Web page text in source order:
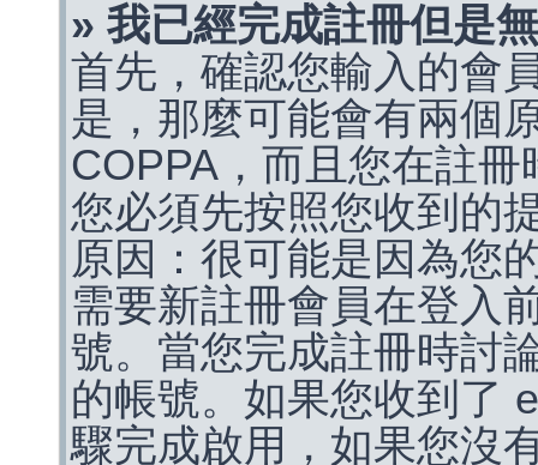
» 我已經完成註冊但是
首先，確認您輸入的會
是，那麼可能會有兩個
COPPA，而且您在註
您必須先按照您收到的
原因：很可能是因為您
需要新註冊會員在登入
號。當您完成註冊時討
的帳號。如果您收到了
驟完成啟用，如果您沒